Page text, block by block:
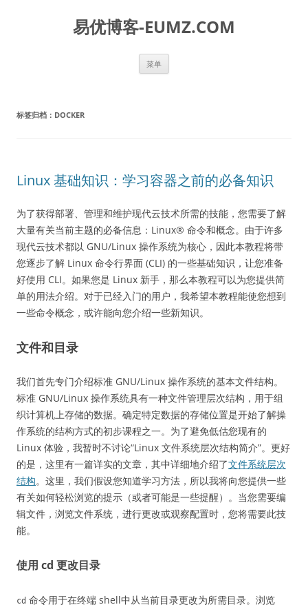
易优博客-EUMZ.COM
菜单
标签归档： DOCKER
Linux 基础知识：学习容器之前的必备知识
为了获得部署、管理和维护现代云技术所需的技能，您需要了解
大量有关当前主题的必备信息：Linux® 命令和概念。由于许多
现代云技术都以 GNU/Linux 操作系统为核心，因此本教程将带
您逐步了解 Linux 命令行界面 (CLI) 的一些基础知识，让您准备
好使用 CLI。如果您是 Linux 新手，那么本教程可以为您提供简
单的用法介绍。对于已经入门的用户，我希望本教程能使您想到
一些命令概念，或许能向您介绍一些新知识。
文件和目录
我们首先专门介绍标准 GNU/Linux 操作系统的基本文件结构。
标准 GNU/Linux 操作系统具有一种文件管理层次结构，用于组
织计算机上存储的数据。确定特定数据的存储位置是开始了解操
作系统的结构方式的初步课程之一。为了避免低估您现有的
Linux 体验，我暂时不讨论“Linux 文件系统层次结构简介”。更好
的是，这里有一篇详实的文章，其中详细地介绍了文件系统层次
结构。这里，我们假设您知道学习方法，所以我将向您提供一些
有关如何轻松浏览的提示（或者可能是一些提醒）。当您需要编
辑文件，浏览文件系统，进行更改或观察配置时，您将需要此技
能。
使用 cd 更改目录
cd 命令用于在终端 shell中从当前目录更改为所需目录。浏览